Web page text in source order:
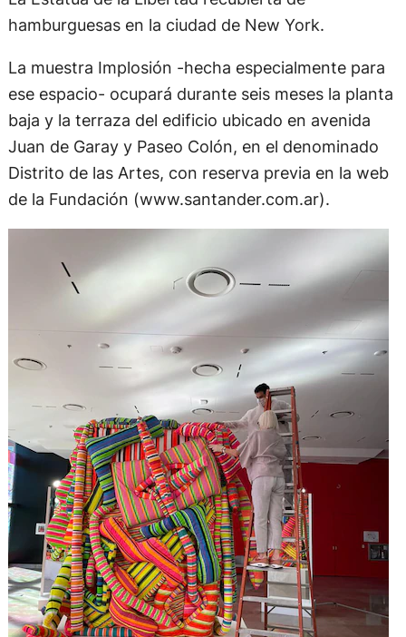
hamburguesas en la ciudad de New York.
La muestra Implosión -hecha especialmente para
ese espacio- ocupará durante seis meses la planta
baja y la terraza del edificio ubicado en avenida
Juan de Garay y Paseo Colón, en el denominado
Distrito de las Artes, con reserva previa en la web
de la Fundación (www.santander.com.ar).